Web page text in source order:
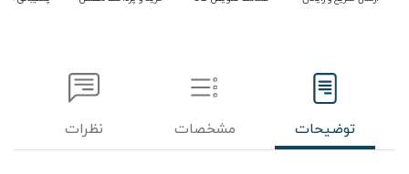
توضیحات مشخصات نظرات